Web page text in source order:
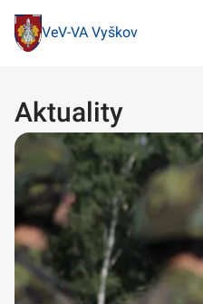
VeV-VA Vyškov
Aktuality